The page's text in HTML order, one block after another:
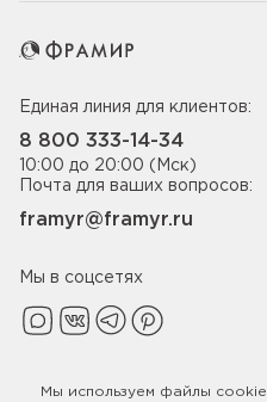
Единая линия для клиентов:
8 800 333-14-34
10:00 до 20:00 (Мск)
Почта для ваших вопросов:
framyr@framyr.ru
Мы в соцсетях
Мы используем файлы cookie